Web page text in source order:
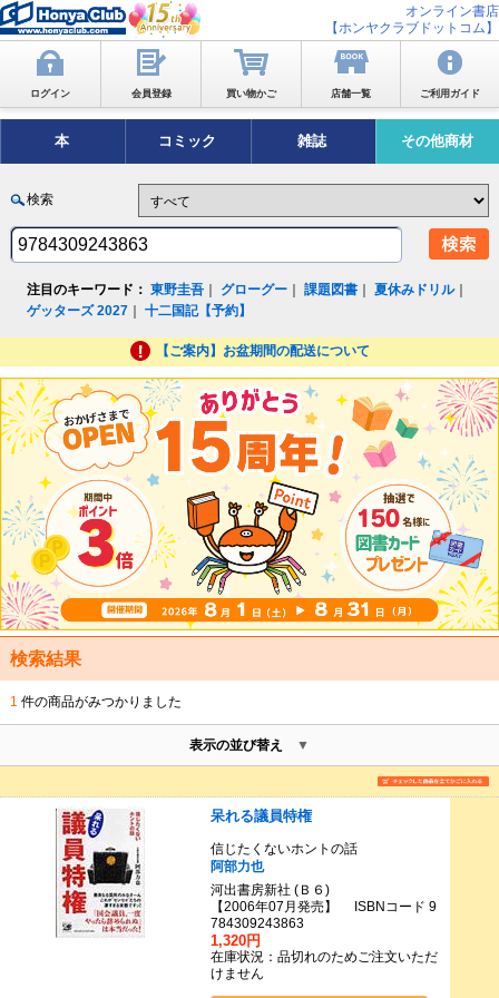
オンライン書店
【ホンヤクラブドットコム】
ログイン 会員登録 買い物かご 店舗一覧 ご利用ガイド
本 コミック 雑誌 その他商材
検索
注目のキーワード： 東野圭吾 グローグー ｜課題図書 ｜夏休みドリル｜
ゲッターズ 2027 ｜十二国記【予約】
【ご案内】お盆期間の配送について
検索結果
1 件の商品がみつかりました
表示の並び替え
呆れる議員特権
信じたくないホントの話
阿部力也
河出書房新社 (Ｂ６)
【2006年07月発売】 ISBNコード 9
784309243863
1,320円
在庫状況：品切れのためご注文いただ
けません